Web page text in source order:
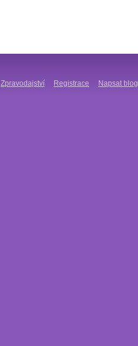
Zpravodajství Registrace Napsat blog